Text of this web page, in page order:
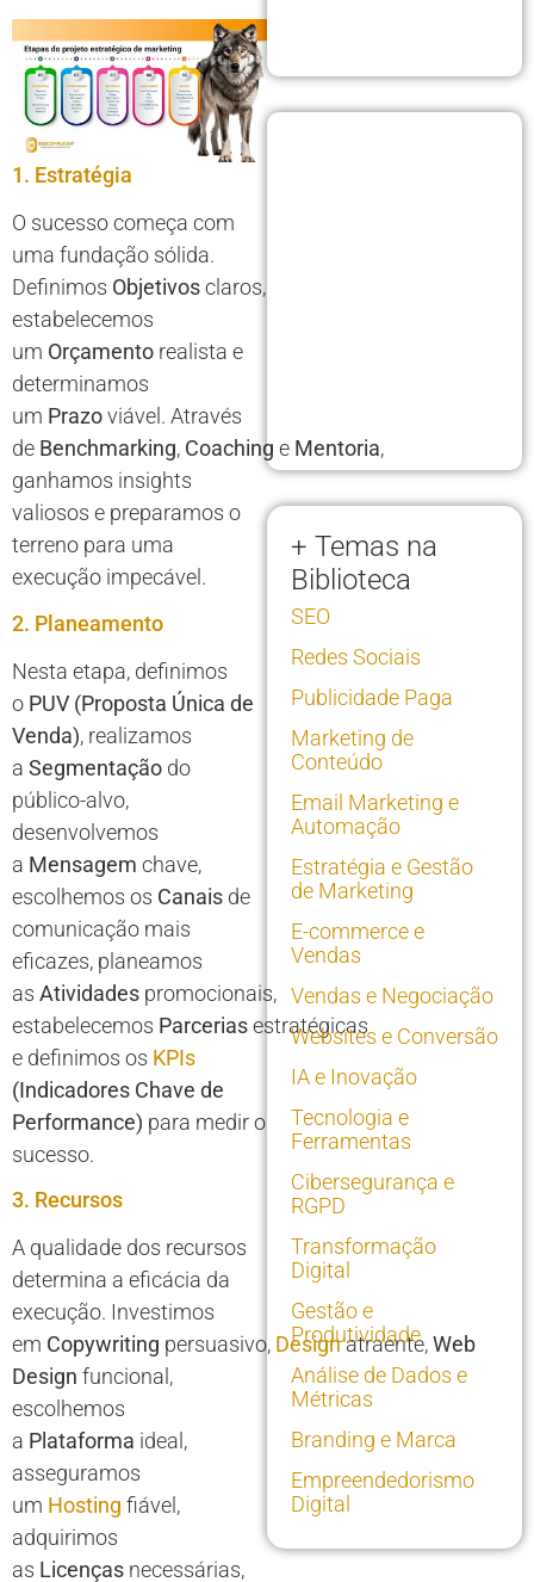
1. Estratégia
O sucesso começa com
uma fundação sólida.
Definimos Objetivosclaros,
estabelecemos
um Orçamento realista e
determinamos
um Prazoviável. Através
de Benchmarking, Coaching e Mentoria,
ganhamos insights
valiosos e preparamos o
terreno para uma
execução impecável.
2. Planeamento
Nesta etapa, definimos
o PUV (Proposta Única de
Venda), realizamos
a Segmentação do
público-alvo,
desenvolvemos
a Mensagem chave,
escolhemos os Canais de
comunicação mais
eficazes, planeamos
as Atividades promocionais,
estabelecemos Parceriasestratégicas
e definimos os KPIs
(Indicadores Chave de
Performance) para medir o
sucesso.
3. Recursos
A qualidade dos recursos
determina a eficácia da
execução. Investimos
em Copywriting persuasivo, Designatraente,Web
Design funcional,
escolhemos
a Plataforma ideal,
asseguramos
um Hosting fiável,
adquirimos
as Licenças necessárias,
+ Temas na
Biblioteca
SEO
Redes Sociais
Publicidade Paga
Marketing de
Conteúdo
Email Marketing e
Automação
Estratégia e Gestão
de Marketing
E-commerce e
Vendas
Vendas e Negociação
Websites e Conversão
IA e Inovação
Tecnologia e
Ferramentas
Cibersegurança e
RGPD
Transformação
Digital
Gestão e
Produtividade
Análise de Dados e
Métricas
Branding e Marca
Empreendedorismo
Digital